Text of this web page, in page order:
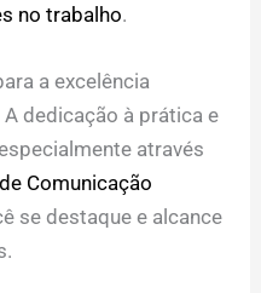
no trabalho.
a excelência
dedicação à prática e
através
Comunicação
se destaque e alcance